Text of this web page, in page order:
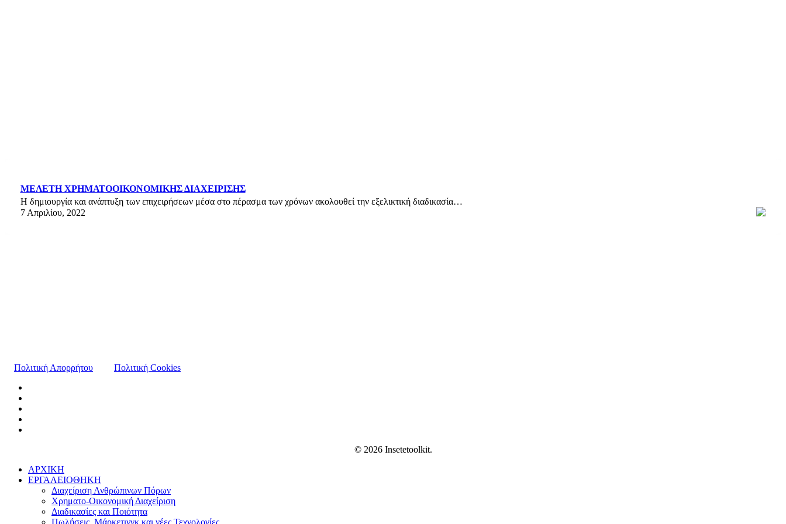
ΜΕΛΈΤΗ ΧΡΗΜΑΤΟΟΙΚΟΝΟΜΙΚΉΣ ΔΙΑΧΕΊΡΙΣΗΣ
Η δημιουργία και ανάπτυξη των επιχειρήσεων μέσα στο πέρασμα των χρόνων ακολουθεί την εξελικτική διαδικασία…
7 Απριλίου, 2022
Πολιτική Απορρήτου Πολιτική Cookies
© 2026 Insetetoolkit.
ΑΡΧΙΚΗ
ΕΡΓΑΛΕΙΟΘΗΚΗ
Διαχείριση Ανθρώπινων Πόρων
Χρηματο-Οικονομική Διαχείριση
Διαδικασίες και Ποιότητα